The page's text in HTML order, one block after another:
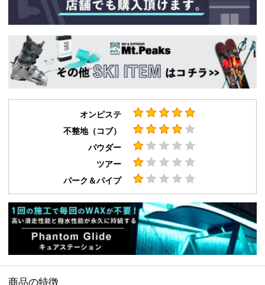
オンピステ
不整地（コブ）
パウダー
ツアー
パーク＆パイプ
商品の特徴